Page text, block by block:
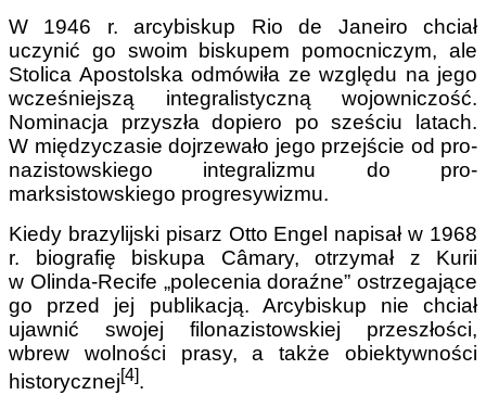
W 1946 r. arcybiskup Rio de Janeiro chciał
uczynić go swoim biskupem pomocniczym, ale
Stolica Apostolska odmówiła ze względu na jego
wcześniejszą integralistyczną wojowniczość.
Nominacja przyszła dopiero po sześciu latach.
W międzyczasie dojrzewało jego przejście od pro-
nazistowskiego integralizmu do pro-
marksistowskiego progresywizmu.
Kiedy brazylijski pisarz Otto Engel napisał w 1968
r. biografię biskupa Câmary, otrzymał z Kurii
w Olinda-Recife „polecenia doraźne” ostrzegające
go przed jej publikacją. Arcybiskup nie chciał
ujawnić swojej filonazistowskiej przeszłości,
wbrew wolności prasy, a także obiektywności
historycznej[4].